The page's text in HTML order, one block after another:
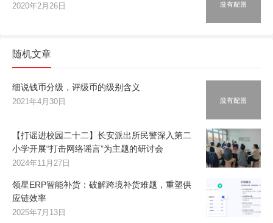
2020年2月26日
随机文章
细说钱币分级，评级币的级别含义
2021年4月30日
【打谣进校园二十二】长安派出所民警深入第二
小学开展“打击网络谣言”为主题的研讨会
2024年11月27日
领星ERP智能补货：破解跨境补货难题，重塑供
应链效率
2025年7月13日